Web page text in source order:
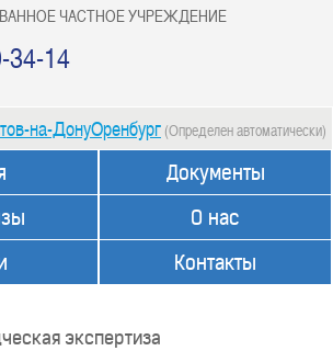
ЧАСТНОЕ УЧРЕЖДЕНИЕ
34-14
на-ДонуОренбург (Определен автоматически)
Документы
О нас
Контакты
экспертиза